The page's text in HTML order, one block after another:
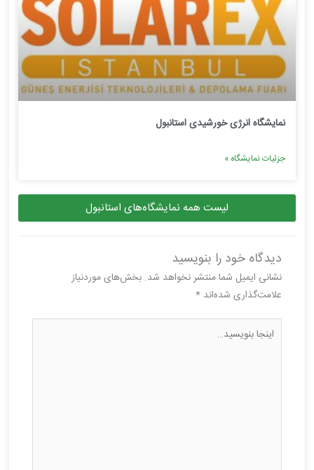
نمایشگاه انرژی خورشیدی استانبول
جزئیات نمایشگاه »
لیست همه نمایشگاه‌های استانبول
دیدگاه‌ خود را بنویسید
نشانی ایمیل شما منتشر نخواهد شد. بخش‌های موردنیاز
علامت‌گذاری شده‌اند*
اینجا
بنویسید…